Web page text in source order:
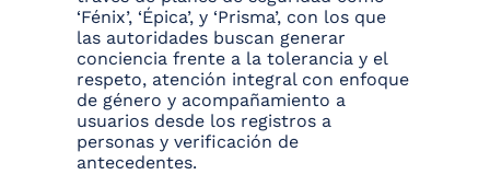
‘Fénix’, ‘Épica’, y ‘Prisma’, con los que
las autoridades buscan generar
conciencia frente a la tolerancia y el
respeto, atención integral con enfoque
de género y acompañamiento a
usuarios desde los registros a
personas y verificación de
antecedentes.